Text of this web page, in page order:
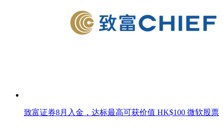
致富证券8月入金，达标最高可获价值 HK$100 微软股票